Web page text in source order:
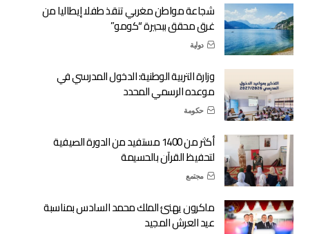
شجاعة مواطن مغربي تنقذ طفلا إيطاليا من
غرق محقق ببحيرة “كومو”
دولية
وزارة التربية الوطنية: الدخول المدرسي في
موعده الرسمي المحدد
حكومة
أكثر من 1400 مستفيد من الدورة الصيفية
لتحفيظ القرآن بالحسيمة
مجتمع
ماكرون يهنئ الملك محمد السادس بمناسبة
عيد العرش المجيد